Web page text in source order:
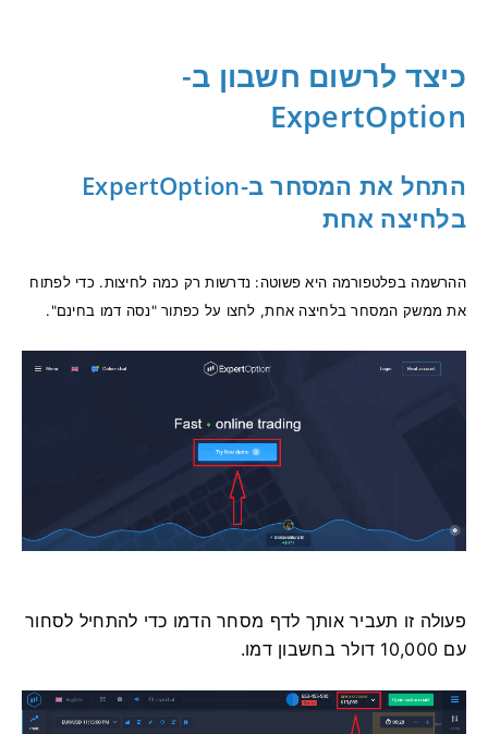
כיצד לרשום חשבון ב-
ExpertOption
התחל את המסחר ב-ExpertOption
בלחיצה אחת
ההרשמה בפלטפורמה היא פשוטה: נדרשות רק כמה לחיצות. כדי לפתוח
את ממשק המסחר בלחיצה אחת, לחצו על כפתור "נסה דמו בחינם".
פעולה זו תעביר אותך לדף מסחר הדמו כדי להתחיל לסחור
עם 10,000 דולר בחשבון דמו.